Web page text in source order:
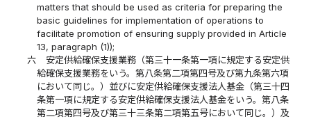
matters that should be used as criteria for preparing the
basic guidelines for implementation of operations to
facilitate promotion of ensuring supply provided in Article
13, paragraph (1));
六
安定供給確保支援業務（第三十一条第一項に規定する安定供
給確保支援業務をいう。第八条第二項第四号及び第九条第六項
において同じ。）並びに安定供給確保支援法人基金（第三十四
条第一項に規定する安定供給確保支援法人基金をいう。第八条
第二項第四号及び第三十三条第二項第五号において同じ。）及